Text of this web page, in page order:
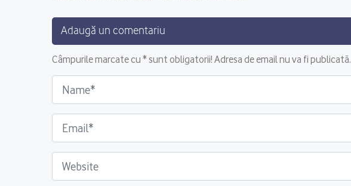
Adaugă un comentariu
Câmpurile marcate cu * sunt obligatorii! Adresa de email nu va fi publicată.